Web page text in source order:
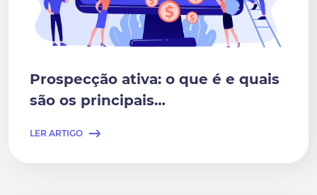
Prospecção ativa: o que é e quais
são os principais…
LER ARTIGO